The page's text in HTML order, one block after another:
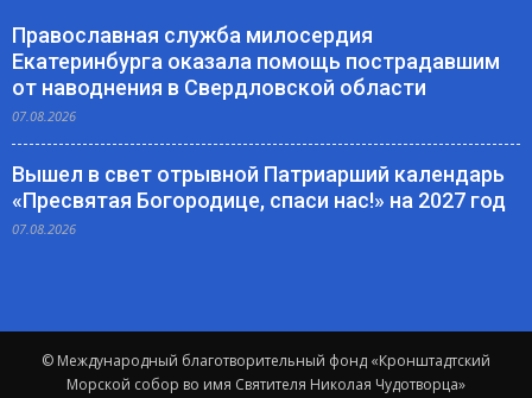
Православная служба милосердия
Екатеринбурга оказала помощь пострадавшим
от наводнения в Свердловской области
07.08.2026
Вышел в свет отрывной Патриарший календарь
«Пресвятая Богородице, спаси нас!» на 2027 год
07.08.2026
© Международный благотворительный фонд «Кронштадтский
Морской собор во имя Святителя Николая Чудотворца»